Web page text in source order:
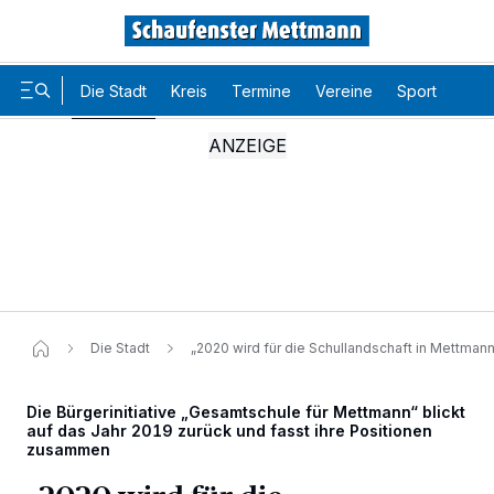
Die Stadt Kreis Termine Vereine Sport
Die Stadt „2020 wird für die Schullandschaft in
Die Bürgerinitiative „Gesamtschule für Mettmann“ blickt
auf das Jahr 2019 zurück und fasst ihre Positionen
zusammen